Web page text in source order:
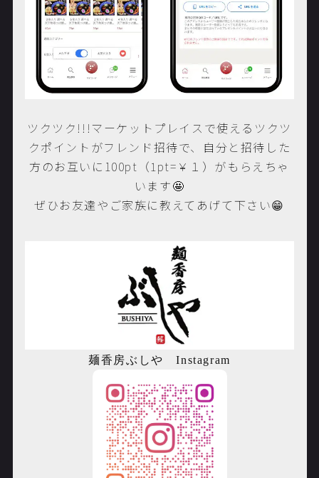
ツクツク!!!マーケットプレイスで使えるツクツ
クポイントがフレンド招待で、自分と招待した
方のお互いに100pt（1pt=￥１） がもらえちゃ
います🤩
ぜひお友達やご家族に教えてあげて下さい😁
麺香房ぶしやInstagram